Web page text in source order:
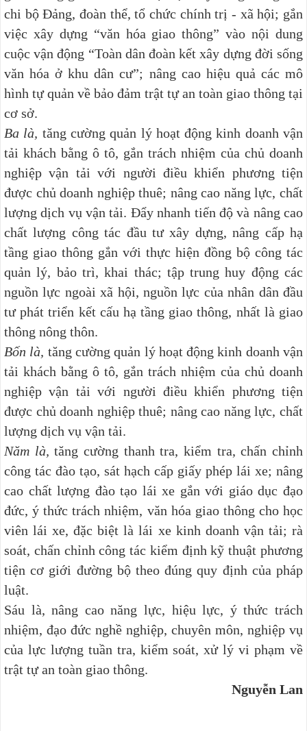
chi bộ Đảng, đoàn thể, tổ chức chính trị - xã hội; gắn
việc xây dựng “văn hóa giao thông” vào nội dung
cuộc vận động “Toàn dân đoàn kết xây dựng đời sống
văn hóa ở khu dân cư”; nâng cao hiệu quả các mô
hình tự quản về bảo đảm trật tự an toàn giao thông tại
cơ sở.
Ba là, tăng cường quản lý hoạt động kinh doanh vận
tải khách bằng ô tô, gắn trách nhiệm của chủ doanh
nghiệp vận tải với người điều khiển phương tiện
được chủ doanh nghiệp thuê; nâng cao năng lực, chất
lượng dịch vụ vận tải. Đẩy nhanh tiến độ và nâng cao
chất lượng công tác đầu tư xây dựng, nâng cấp hạ
tầng giao thông gắn với thực hiện đồng bộ công tác
quản lý, bảo trì, khai thác; tập trung huy động các
nguồn lực ngoài xã hội, nguồn lực của nhân dân đầu
tư phát triển kết cấu hạ tầng giao thông, nhất là giao
thông nông thôn.
Bốn là, tăng cường quản lý hoạt động kinh doanh vận
tải khách bằng ô tô, gắn trách nhiệm của chủ doanh
nghiệp vận tải với người điều khiển phương tiện
được chủ doanh nghiệp thuê; nâng cao năng lực, chất
lượng dịch vụ vận tải.
Năm là,tăng cường thanh tra, kiểm tra, chấn chỉnh
công tác đào tạo, sát hạch cấp giấy phép lái xe; nâng
cao chất lượng đào tạo lái xe gắn với giáo dục đạo
đức, ý thức trách nhiệm, văn hóa giao thông cho học
viên lái xe, đặc biệt là lái xe kinh doanh vận tải; rà
soát, chấn chỉnh công tác kiểm định kỹ thuật phương
tiện cơ giới đường bộ theo đúng quy định của pháp
luật.
Sáu là, nâng cao năng lực, hiệu lực, ý thức trách
nhiệm, đạo đức nghề nghiệp, chuyên môn, nghiệp vụ
của lực lượng tuần tra, kiểm soát, xử lý vi phạm về
trật tự an toàn giao thông.
Nguyễn Lan